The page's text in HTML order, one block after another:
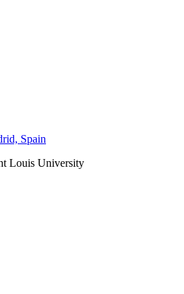
Spain
Louis University